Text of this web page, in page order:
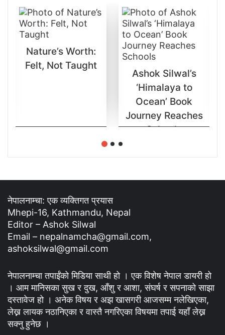
Nature’s Worth:
Felt, Not Taught
Ashok Silwal’s
‘Himalaya to
Ocean’ Book
Journey Reaches
Schools
नेपालनाम्चा: एक व्यक्तिगत प्रयास
Mhepi-16, Kathmandu, Nepal
Editor – Ashok Silwal
Email – nepalnamcha@gmail.com,
ashoksilwal@gmail.com
नेपालनाम्चा तपाईंको मिडिया साथी हो । एक विशेष नेपाल डायरी हो
। आम मानिसका सुख र दुख, आँशु र आशा, संघर्ष र सपनाको साझा
दस्तावेज हो । अनेक विषय र अझ खासगरी आजसम्म नलेखिएका,
लेख्न लायक नठानिएका र वास्तै नगरिएका विषयमा तपाई यहाँ लेख्न
सक्नु हुनेछ ।